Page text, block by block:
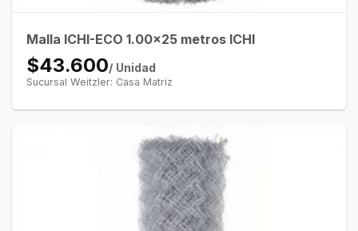
Malla ICHI-ECO 1.00×25 metros ICHI
$43.600/ Unidad
Sucursal Weitzler: Casa Matriz